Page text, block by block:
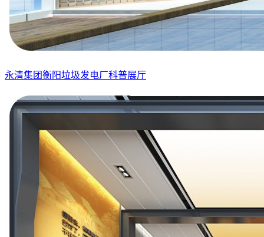
永清集团衡阳垃圾发电厂科普展厅